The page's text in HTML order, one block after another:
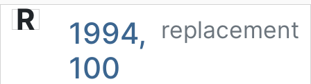
R
1994,
100
replacement